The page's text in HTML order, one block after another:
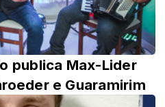
publica Max-Lider
e Guaramirim